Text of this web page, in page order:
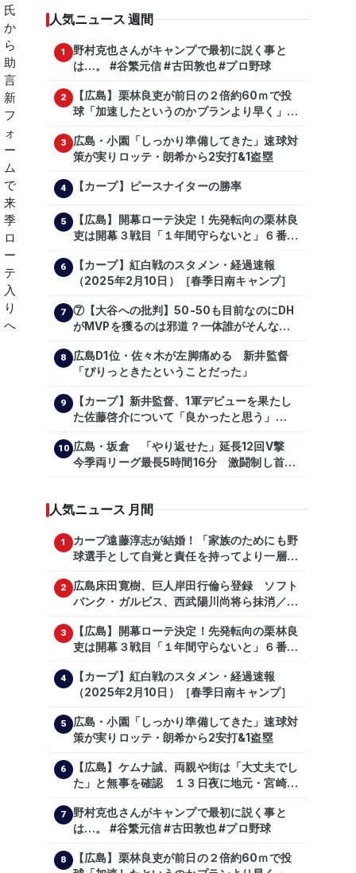
人気ニュース 週間
1
野村克也さんがキャンプで最初に説く事と
は…。 #谷繁元信 #古田敦也 #プロ野球
2
【広島】栗林良吏が前日の２倍約60ｍで投
球「加速したというのかプランより早く」自
3
広島・小園「しっかり準備してきた」速球対
策が実りロッテ・朗希から2安打&1盗塁
4 【カープ】ピースナイターの勝率
5
【広島】開幕ローテ決定！先発転向の栗林良
吏は開幕３戦目「１年間守らないと」６番手
6
【カープ】紅白戦のスタメン・経過速報
（2025年2月10日）［春季日南キャンプ］
7
⑦【大谷への批判】50-50も目前なのにDH
がMVPを獲るのは邪道？一体誰がそんな事
【shoheiohtani】【池田親興】【高橋慶
彦】【広島東洋カープ】【プロ野球】
8
広島D1位・佐々木が左脚痛める 新井監督
「ぴりっときたということだった」
9
【カープ】新井監督、1軍デビューを果たし
た佐藤啓介について「良かったと思う」
10 広島・坂倉 「やり返せた」延長12回V撃
今季両リーグ最長5時間16分 激闘制し首位
人気ニュース 月間
1
カープ遠藤淳志が結婚！「家族のためにも野
球選手として自覚と責任を持ってより一層頑
2
広島床田寛樹、巨人岸田行倫ら登録 ソフト
バンク・ガルビス、西武陽川尚将ら抹消／２
3
【広島】開幕ローテ決定！先発転向の栗林良
吏は開幕３戦目「１年間守らないと」６番手
4
【カープ】紅白戦のスタメン・経過速報
（2025年2月10日）［春季日南キャンプ］
5
広島・小園「しっかり準備してきた」速球対
策が実りロッテ・朗希から2安打&1盗塁
6
【広島】ケムナ誠、両親や街は「大丈夫でし
た」と無事を確認 １３日夜に地元・宮崎県
7
野村克也さんがキャンプで最初に説く事と
は…。 #谷繁元信 #古田敦也 #プロ野球
8
【広島】栗林良吏が前日の２倍約60ｍで投